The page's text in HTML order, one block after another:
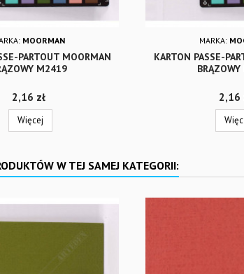
MOORMAN
PARTOUT MOORMAN
M2419
Cena
2,16 zł
Więcej
MARKA:
KARTON PASSE-
Cena
2,16
W TEJ SAMEJ KATEGORII: